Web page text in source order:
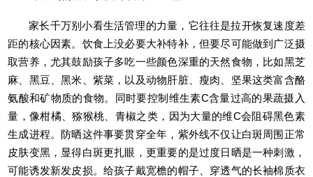
家长千万别小看生活管理的力量，它往往是拉开恢复速度差
距的核心因素。饮食上没必要大补特补，但要尽可能做到广泛摄
取营养，尤其鼓励孩子多吃一些颜色深重的天然食物，比如黑芝
麻、黑豆、黑米、紫菜，以及动物肝脏、瘦肉、坚果这类富含酪
氨酸和矿物质的食物。同时要控制维生素C含量过高的果蔬摄入
量，像柑橘、猕猴桃、青椒之类，因为大量的维C会阻碍黑色素
生成进程。防晒这件事要贯穿全年，紫外线不仅让白斑周围正常
皮肤变黑，显得白斑更扎眼，更重要的是过度日晒是一种刺激，
可能诱发新发皮损。给孩子戴宽檐的帽子、穿透气的长袖棉质衣